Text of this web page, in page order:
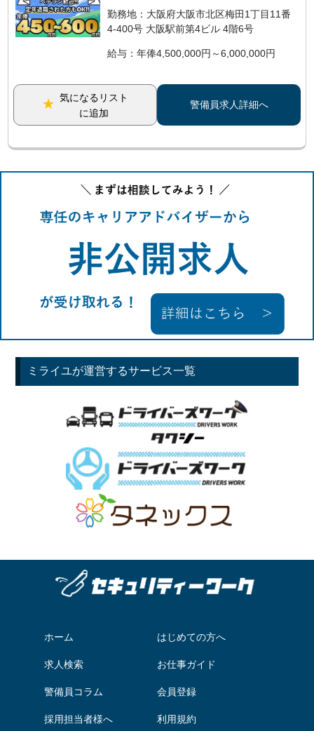
勤務地：大阪府大阪市北区梅田1丁目11番
4-400号 大阪駅前第4ビル 4階6号
給与：年俸4,500,000円～6,000,000円
気になるリスト
に追加
警備員求人詳細へ
ミライユが運営するサービス一覧
ホーム はじめての方へ
求人検索 お仕事ガイド
警備員コラム 会員登録
採用担当者様へ 利用規約